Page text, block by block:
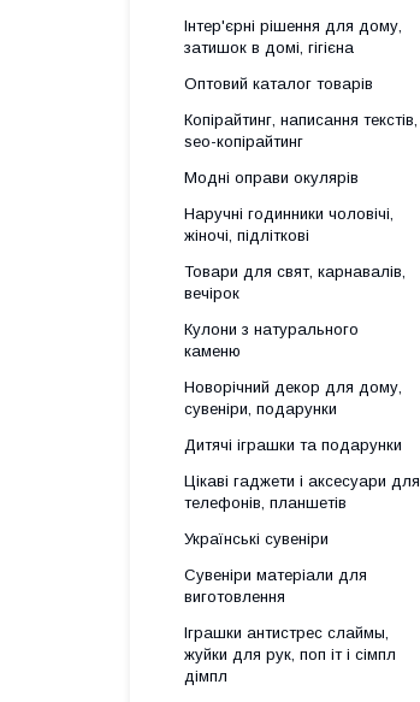
Інтер'єрні рішення для дому,
затишок в домі, гігієна
Оптовий каталог товарів
Копірайтинг, написання текстів,
seo-копірайтинг
Модні оправи окулярів
Наручні годинники чоловічі,
жіночі, підліткові
Товари для свят, карнавалів,
вечірок
Кулони з натурального
каменю
Новорічний декор для дому,
сувеніри, подарунки
Дитячі іграшки та подарунки
Цікаві гаджети і аксесуари для
телефонів, планшетів
Українські сувеніри
Сувеніри матеріали для
виготовлення
Іграшки антистрес слаймы,
жуйки для рук, поп іт і сімпл
дімпл